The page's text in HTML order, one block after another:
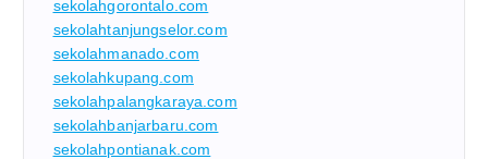
sekolahgorontalo.com
sekolahtanjungselor.com
sekolahmanado.com
sekolahkupang.com
sekolahpalangkaraya.com
sekolahbanjarbaru.com
sekolahpontianak.com